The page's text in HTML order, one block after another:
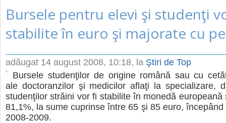
Bursele pentru elevi şi studenţi
stabilite în euro şi majorate cu
adăugat 14 august 2008, 10:18, la Ştiri de Top
Bursele studenţilor de origine română sau cu
ale doctoranzilor şi medicilor aflaţi la specializare,
studenţilor străini vor fi stabilite în monedă europeană
81,1%, la sume cuprinse între 65 şi 85 euro,
2008-2009.